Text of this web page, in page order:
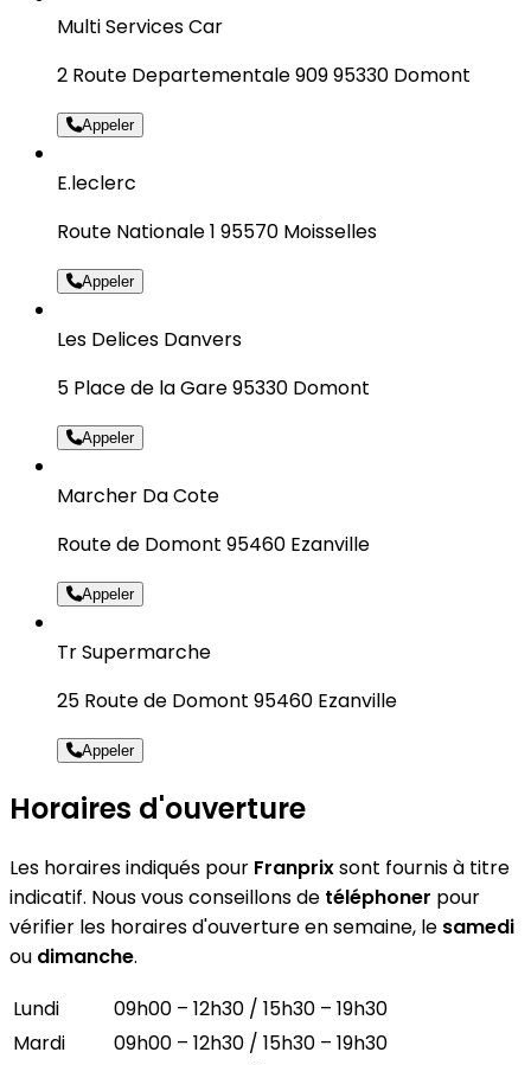
Multi Services Car
2 Route Departementale 909 95330 Domont
Appeler
E.leclerc
Route Nationale 1 95570 Moisselles
Appeler
Les Delices Danvers
5 Place de la Gare 95330 Domont
Appeler
Marcher Da Cote
Route de Domont 95460 Ezanville
Appeler
Tr Supermarche
25 Route de Domont 95460 Ezanville
Appeler
Horaires d'ouverture
Les horaires indiqués pour Franprixsont fournis à titre
indicatif. Nous vous conseillons de téléphoner pour
vérifier les horaires d'ouverture en semaine, le samedi
ou dimanche.
Lundi
09h00 – 12h30 / 15h30 – 19h30
Mardi
09h00 – 12h30 / 15h30 – 19h30